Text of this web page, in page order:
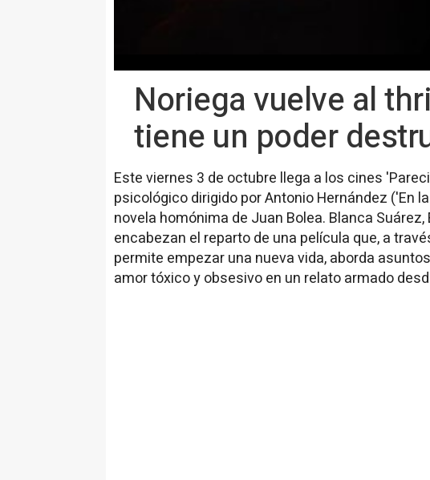
Noriega vuelve al
tiene un poder
Este viernes 3 de octubre llega a los cines
psicológico dirigido por Antonio Hernández ('En
novela homónima de Juan Bolea. Blanca
encabezan el reparto de una película que, a
permite empezar una nueva vida, aborda
amor tóxico y obsesivo en un relato armado